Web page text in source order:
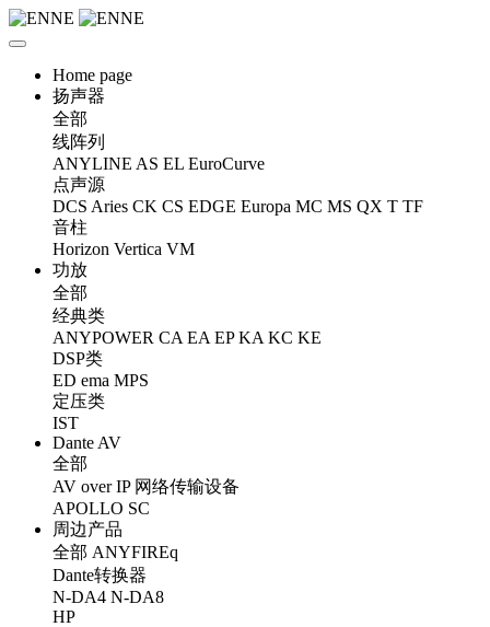
Home page
扬声器
全部
线阵列
ANYLINE AS EL EuroCurve
点声源
DCS Aries CK CS EDGE Europa MC MS QX T TF
音柱
Horizon Vertica VM
功放
全部
经典类
ANYPOWER CA EA EP KA KC KE
DSP类
ED ema MPS
定压类
IST
Dante AV
全部
AV over IP 网络传输设备
APOLLO SC
周边产品
全部 ANYFIREq
Dante转换器
N-DA4 N-DA8
HP